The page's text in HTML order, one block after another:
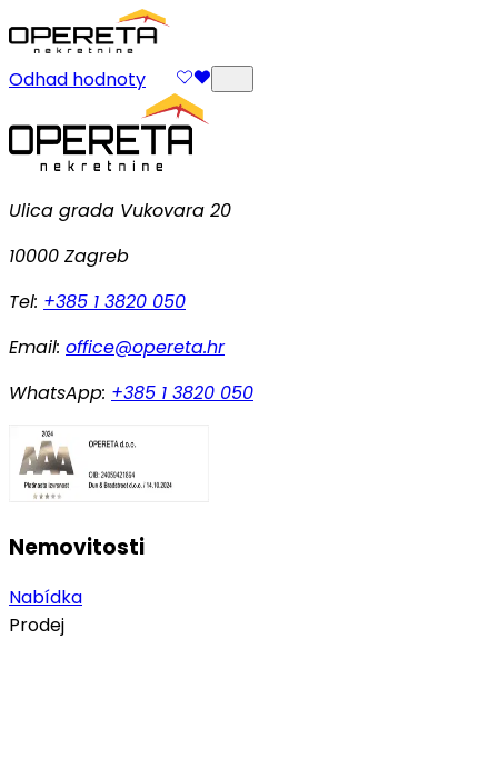
Odhad hodnoty
Ulica grada Vukovara 20
10000 Zagreb
Tel: +385 1 3820 050
Email: office@opereta.hr
WhatsApp: +385 1 3820 050
Nemovitosti
Nabídka
Prodej